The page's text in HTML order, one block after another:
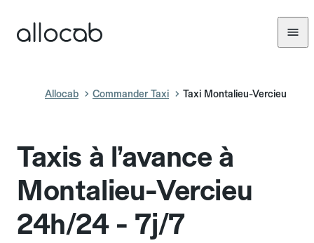
Allocab Commander Taxi Taxi Montalieu-Vercieu
Taxis à l’avance à
Montalieu-Vercieu
24h/24 - 7j/7